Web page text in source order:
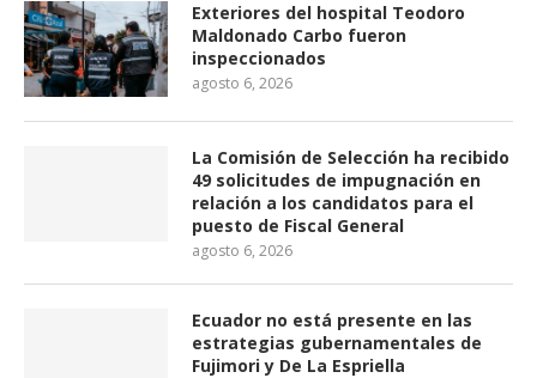
Exteriores del hospital Teodoro
Maldonado Carbo fueron
inspeccionados
agosto 6, 2026
La Comisión de Selección ha recibido
49 solicitudes de impugnación en
relación a los candidatos para el
puesto de Fiscal General
agosto 6, 2026
Ecuador no está presente en las
estrategias gubernamentales de
Fujimori y De La Espriella